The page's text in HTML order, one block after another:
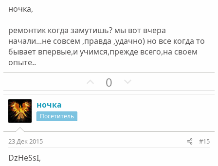
ы
й
г
л
с
ы
й
г
л
с
ночка,
ремонтик когда замутишь? мы вот вчера
начали...не совсем ,правда ,удачно) но все когда то
бывает впервые,и учимся,прежде всего,на своем
опыте..
П
о
т
0
е
т
ночка
Посетитель
23 Дек 2015 #15
DzHeSsI,